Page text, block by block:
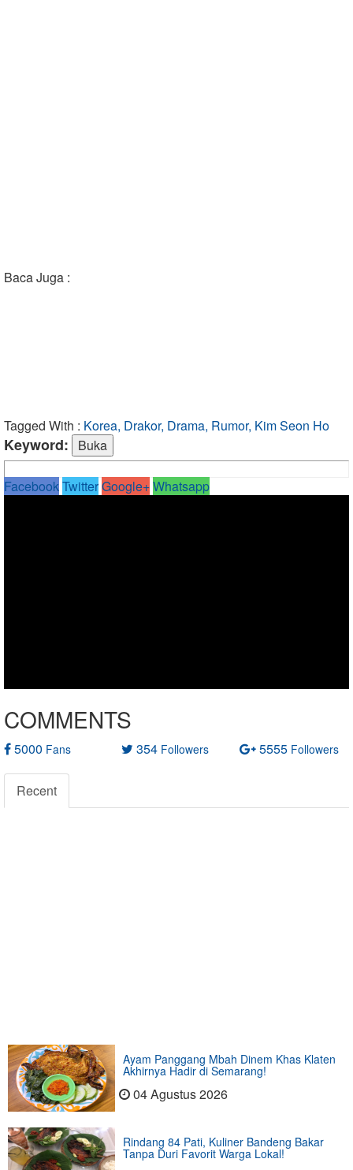
Baca Juga :
Tagged With : Korea, Drakor, Drama, Rumor, Kim Seon Ho
Keyword:
FacebookTwitterGoogle+Whatsapp
COMMENTS
5000 Fans 354 Followers 5555 Followers
Recent
Ayam Panggang Mbah Dinem Khas Klaten
Akhirnya Hadir di Semarang!
04 Agustus 2026
Rindang 84 Pati, Kuliner Bandeng Bakar
Tanpa Duri Favorit Warga Lokal!